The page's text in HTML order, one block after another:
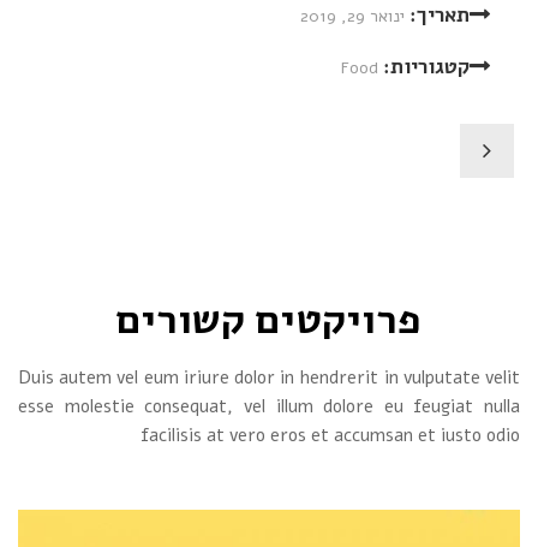
תאריך: ינואר 29, 2019
קטגוריות: Food
פרויקטים קשורים
Duis autem vel eum iriure dolor in hendrerit in vulputate velit
esse molestie consequat, vel illum dolore eu feugiat nulla
facilisis at vero eros et accumsan et iusto odio